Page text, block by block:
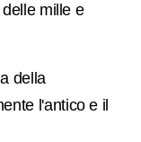
mille e
della
l'antico e il